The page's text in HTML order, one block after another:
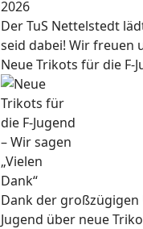
Der TuS Nettelstedt
seid dabei! Wir freuen
Neue Trikots für die F-
Dank der
Jugend über neue